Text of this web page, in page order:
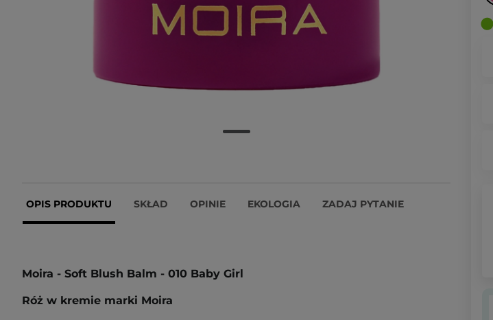
OPIS PRODUKTU SKŁAD OPINIE EKOLOGIA ZADAJ PYTANIE
Moira - Soft Blush Balm - 010 Baby Girl
Róż w kremie marki Moira